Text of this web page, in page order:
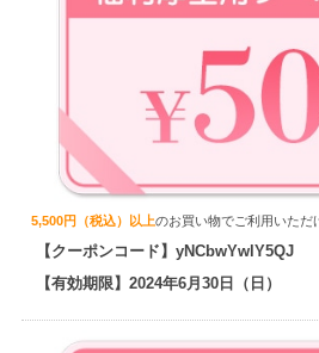
5,500円（税込）以上のお買い物でご利用いただ
【クーポンコード】yNCbwYwlY5QJ
【有効期限】2024年6月30日（日）